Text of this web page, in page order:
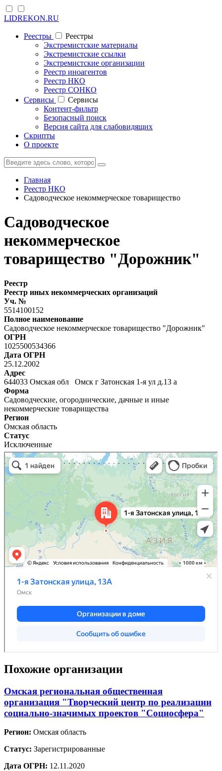
LIDREKON.RU
Реестры
Реестры
Экстремистские материалы
Экстремистские ссылки
Экстремистские организации
Реестр иноагентов
Реестр НКО
Реестр СОНКО
Cервисы
Cервисы
Контент-фильтр
Безопасный поиск
Версия сайта для слабовидящих
Скрипты
О проекте
Главная
Реестр НКО
Садоводческое некоммерческое товарищество
Садоводческое
некоммерческое
товарищество "Дорожник"
Реестр
Реестр иных некоммерческих организаций
Уч. №
5514100152
Полное наименование
Садоводческое некоммерческое товарищество "Дорожник"
ОГРН
1025500534366
Дата ОГРН
25.12.2002
Адрес
644033 Омская обл Омск г Затонская 1-я ул д.13 а
Форма
Садоводческие, огороднические, дачные и иные
некоммерческие товарищества
Регион
Омская область
Статус
Исключенные
Похожие организации
Омская региональная общественная
организация "Творческий центр по реализации
социально-значимых проектов "Социосфера"
Регион: Омская область
Статус: Зарегистрированные
Дата ОГРН: 12.11.2020